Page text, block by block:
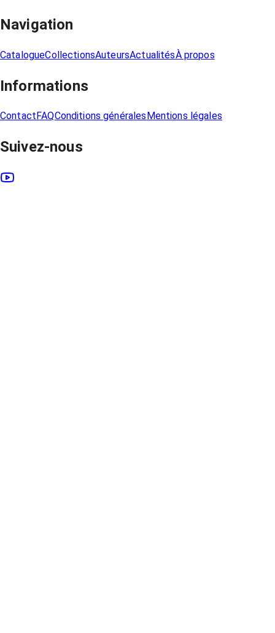
Navigation
CatalogueCollectionsAuteursActualitésÀ propos
Informations
Contact FAQConditions générales Mentions légales
Suivez-nous